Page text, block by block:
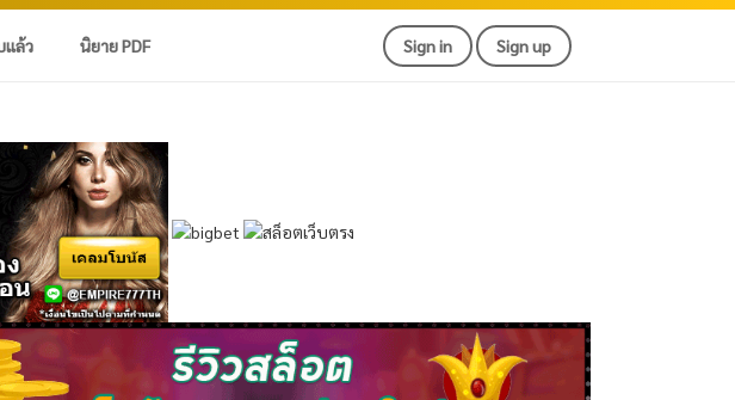
แล้ว นิยาย PDF Sign in Sign up